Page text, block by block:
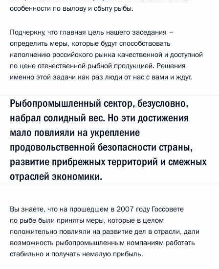
особенности по вылову и сбыту рыбы.
Подчеркну, что главная цель нашего заседания –
определить меры, которые будут способствовать
наполнению российского рынка качественной и доступной
по цене отечественной рыбной продукцией. Решения
именно этой задачи как раз люди от нас с вами и ждут.
Рыбопромышленный сектор, безусловно,
набрал солидный вес. Но эти достижения
мало повлияли на укрепление
продовольственной безопасности страны,
развитие прибрежных территорий и смежных
отраслей экономики.
Вы знаете, что на прошедшем в 2007 году Госсовете
по рыбе были приняты меры, которые в целом
положительно повлияли на развитие дел в отрасли, дали
возможность рыбопромышленным компаниям работать
стабильно и получать немалую прибыль.